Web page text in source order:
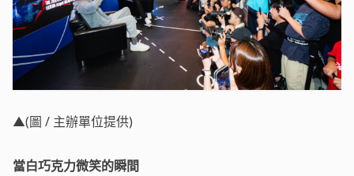
▲(圖 / 主辦單位提供)
當白巧克力微笑的瞬間